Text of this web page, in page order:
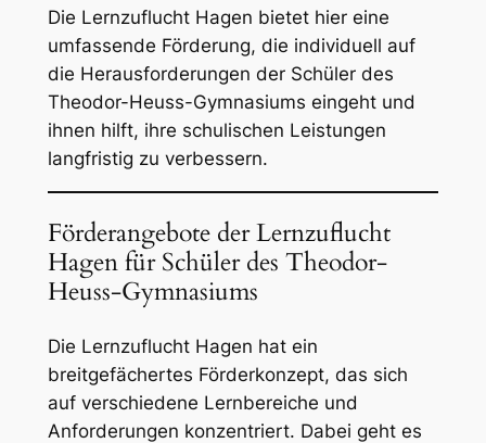
Die Lernzuflucht Hagen bietet hier eine
umfassende Förderung, die individuell auf
die Herausforderungen der Schüler des
Theodor-Heuss-Gymnasiums eingeht und
ihnen hilft, ihre schulischen Leistungen
langfristig zu verbessern.
Förderangebote der Lernzuflucht
Hagen für Schüler des Theodor-
Heuss-Gymnasiums
Die Lernzuflucht Hagen hat ein
breitgefächertes Förderkonzept, das sich
auf verschiedene Lernbereiche und
Anforderungen konzentriert. Dabei geht es